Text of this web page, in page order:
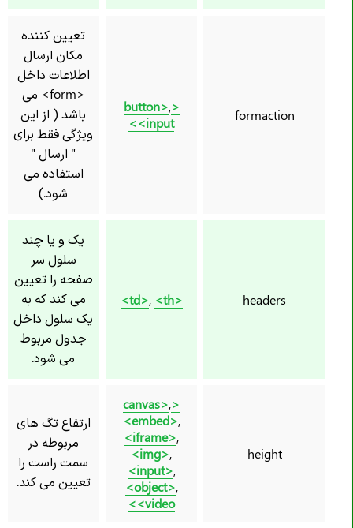
formaction
<button>
,
<input>
تعیین کننده
مکان ارسال
اطلاعات داخل
<form> می
باشد ( از این
ویژگی فقط برای
" ارسال "
استفاده می
شود.)
headers
<td>
, <th>
یک و یا چند
سلول سر
صفحه را تعیین
می کند که به
یک سلول داخل
جدول مربوط
می شود.
height
<canvas>
,
<embed>,
<iframe>,
<img>,
<input>,
<object>,
<video>
ارتفاع تگ های
مربوطه در
سمت راست را
تعیین می کند.